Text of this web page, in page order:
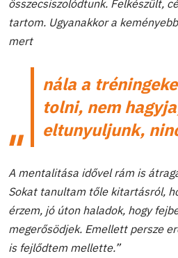
összecsiszolódtunk. Felkészült,
tartom. Ugyanakkor a
mert
nála a
tolni, nem
eltunyuljunk,
A mentalitása idővel rám is
Sokat tanultam tőle kitartásról,
érzem, jó úton haladok, hogy
megerősödjek. Emellett persze
is fejlődtem mellette.”